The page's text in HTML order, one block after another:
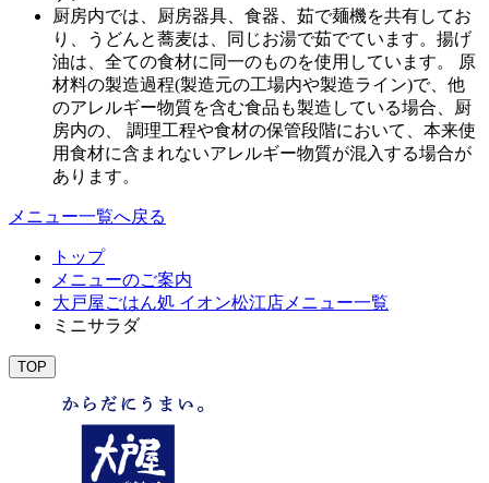
厨房内では、厨房器具、食器、茹で麺機を共有してお
り、うどんと蕎麦は、同じお湯で茹でています。揚げ
油は、全ての食材に同一のものを使用しています。 原
材料の製造過程(製造元の工場内や製造ライン)で、他
のアレルギー物質を含む食品も製造している場合、厨
房内の、 調理工程や食材の保管段階において、本来使
用食材に含まれないアレルギー物質が混入する場合が
あります。
メニュー一覧へ戻る
トップ
メニューのご案内
大戸屋ごはん処 イオン松江店メニュー一覧
ミニサラダ
TOP